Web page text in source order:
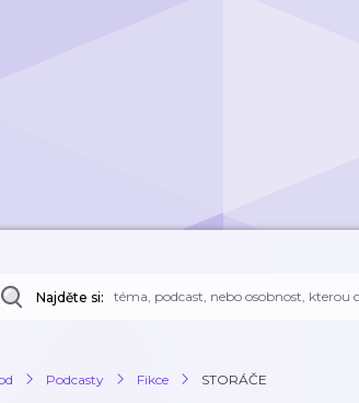
Najděte si:
Podcasty Fikce STORÁČE